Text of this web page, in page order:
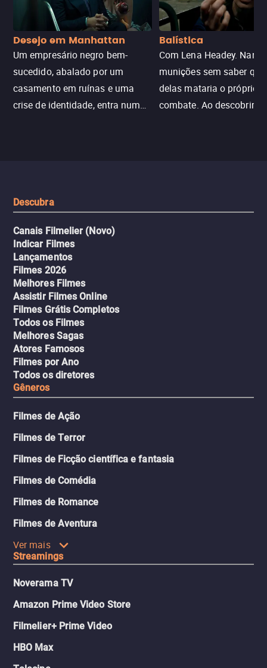
Desejo em Manhattan
Um empresário negro bem-
sucedido, abalado por um
casamento em ruínas e uma
crise de identidade, entra num
Balística
Com Lena Headey.
munições sem saber
delas mataria o próprio
combate. Ao descobrir a
Descubra
Canais Filmelier (Novo)
Indicar Filmes
Lançamentos
Filmes 2026
Melhores Filmes
Assistir Filmes Online
Filmes Grátis Completos
Todos os Filmes
Melhores Sagas
Atores Famosos
Filmes por Ano
Todos os diretores
Gêneros
Filmes de Ação
Filmes de Terror
Filmes de Ficção científica e fantasia
Filmes de Comédia
Filmes de Romance
Filmes de Aventura
Ver mais
Streamings
Noverama TV
Amazon Prime Video Store
Filmelier+ Prime Video
HBO Max